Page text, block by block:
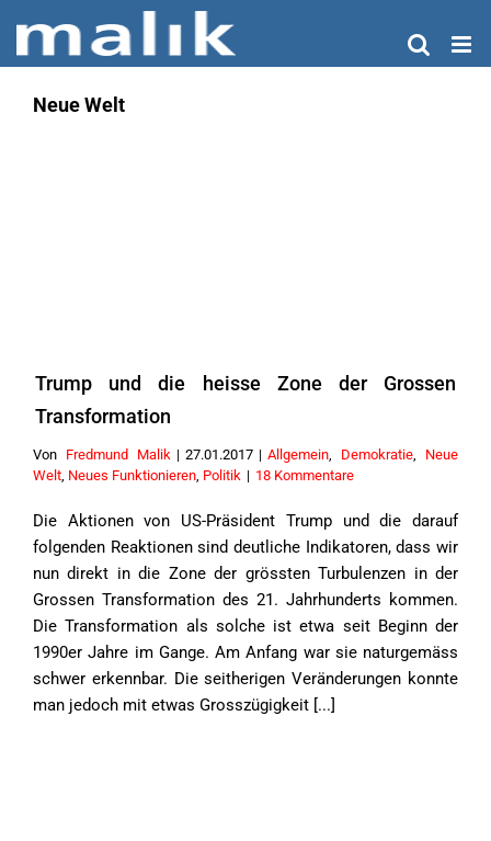
Inhalt
springen
Neue Welt
Trump und die heisse Zone der Grossen
Transformation
Von Fredmund Malik | 27.01.2017 | Allgemein, Demokratie, Neue
Welt, Neues Funktionieren, Politik | 18 Kommentare
Die Aktionen von US-Präsident Trump und die darauf
folgenden Reaktionen sind deutliche Indikatoren, dass wir
nun direkt in die Zone der grössten Turbulenzen in der
Grossen Transformation des 21. Jahrhunderts kommen.
Die Transformation als solche ist etwa seit Beginn der
1990er Jahre im Gange. Am Anfang war sie naturgemäss
schwer erkennbar. Die seitherigen Veränderungen konnte
man jedoch mit etwas Grosszügigkeit [...]